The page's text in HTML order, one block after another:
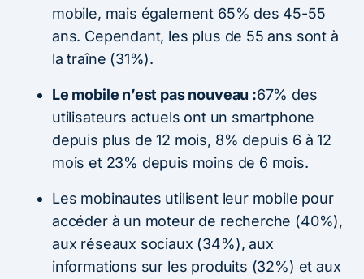
mobile, mais également 65% des 45-55
ans. Cependant, les plus de 55 ans sont à
la traîne (31%).
Le mobile n’est pas nouveau :67% des
utilisateurs actuels ont un smartphone
depuis plus de 12 mois, 8% depuis 6 à 12
mois et 23% depuis moins de 6 mois.
Les mobinautes utilisent leur mobile pour
accéder à un moteur de recherche (40%),
aux réseaux sociaux (34%), aux
informations sur les produits (32%) et aux